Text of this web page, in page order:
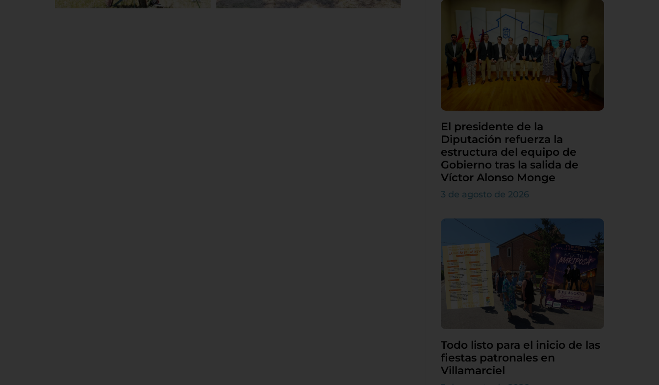
El presidente de la
Diputación refuerza la
estructura del equipo de
Gobierno tras la salida de
Víctor Alonso Monge
3 de agosto de 2026
Todo listo para el inicio de las
fiestas patronales en
Villamarciel